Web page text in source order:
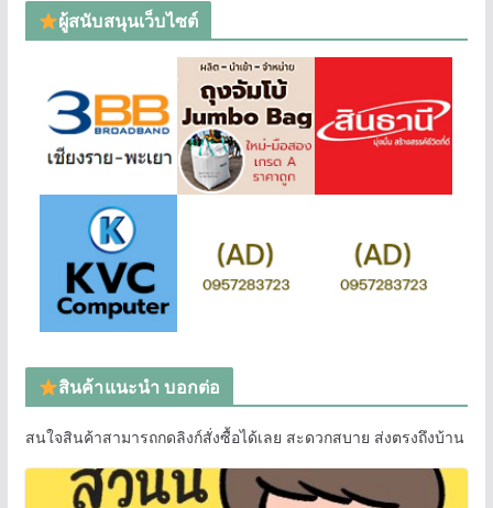
ผู้สนับสนุนเว็บไซต์
สินค้าแนะนำ บอกต่อ
สนใจสินค้าสามารถกดลิงก์สั่งซื้อได้เลย สะดวกสบาย ส่งตรงถึงบ้าน